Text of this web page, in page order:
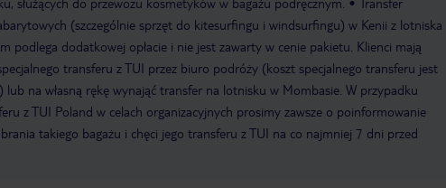
(szczególnie sprzęt do kitesurfingu i windsurfingu) w Kenii z lotniska
podlega dodatkowej opłacie i nie jest zawarty w cenie pakietu. Klienci mają
transferu z TUI przez biuro podróży (koszt specjalnego transferu jest
lub na własną rękę wynająć transfer na lotnisku w Mombasie. W przypadku
z TUI Poland w celach organizacyjnych prosimy zawsze o poinformowanie
takiego bagażu i chęci jego transferu z TUI na co najmniej 7 dni przed